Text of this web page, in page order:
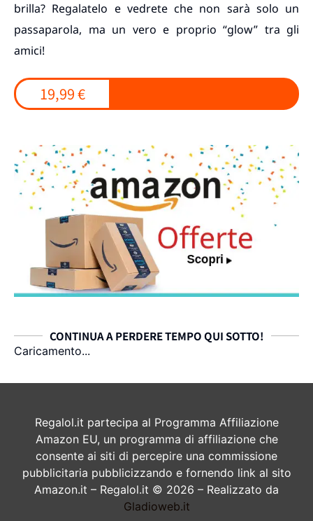
brilla? Regalatelo e vedrete che non sarà solo un
passaparola, ma un vero e proprio “glow” tra gli
amici!
19,99 €
CONTINUA A PERDERE TEMPO QUI SOTTO!
Caricamento...
Regalol.it partecipa al Programma Affiliazione
Amazon EU, un programma di affiliazione che
consente ai siti di percepire una commissione
pubblicitaria pubblicizzando e fornendo link al sito
Amazon.it – Regalol.it © 2026 – Realizzato da
Gladioweb.it